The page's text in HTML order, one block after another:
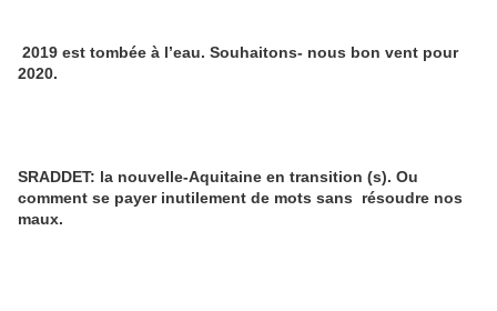
2019 est tombée à l’eau. Souhaitons- nous bon vent pour
2020.
SRADDET: la nouvelle-Aquitaine en transition (s). Ou
comment se payer inutilement de mots sans résoudre nos
maux.